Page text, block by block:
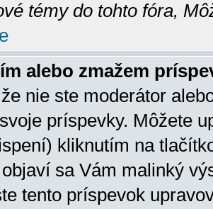
témy do tohto fóra,
alebo zmažem
nie ste moderátor
príspevky. Môžete
kliknutím na
sa Vám malinký
tento príspevok